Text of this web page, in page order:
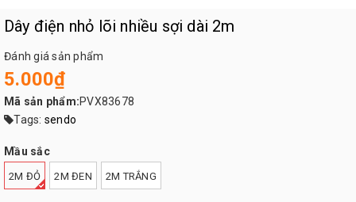
Dây điện nhỏ lõi nhiều sợi dài 2m
Đánh giá sản phẩm
5.000₫
Mã sản phẩm:PVX83678
Tags: sendo
Mầu sắc
2M ĐỎ 2M ĐEN 2M TRẮNG